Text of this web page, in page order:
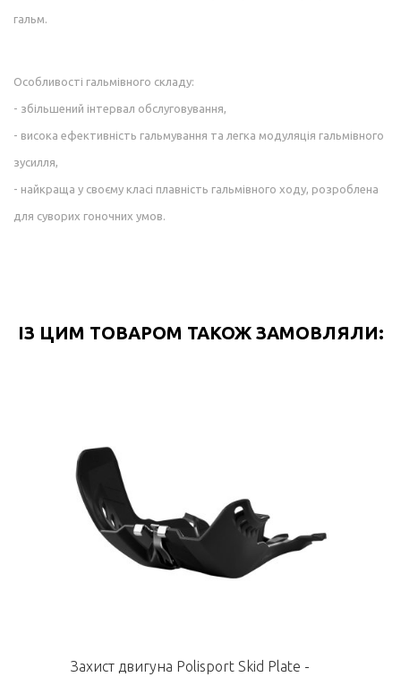
гальм.
Особливості гальмівного складу:
- збільшений інтервал обслуговування,
- висока ефективність гальмування та легка модуляція гальмівного
зусилля,
- найкраща у своєму класі плавність гальмівного ходу, розроблена
для суворих гоночних умов.
ІЗ ЦИМ ТОВАРОМ ТАКОЖ ЗАМОВЛЯЛИ:
Захист двигуна Polisport Skid Plate -